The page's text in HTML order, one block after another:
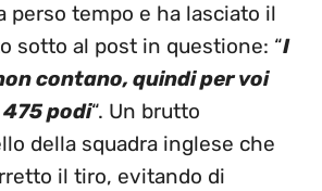
perso tempo e ha lasciato il
sotto al post in questione: “I
contano, quindi per voi
podi“. Un brutto
della squadra inglese che
il tiro, evitando di